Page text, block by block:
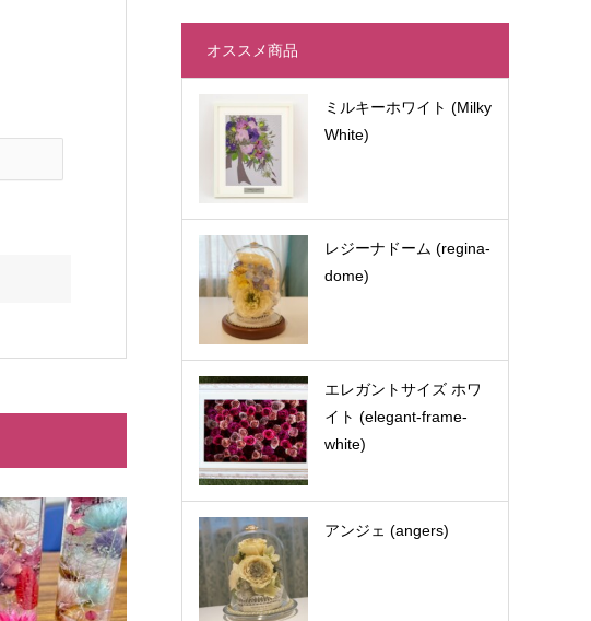
オススメ商品
ミルキーホワイト (Milky
White)
レジーナドーム (regina-
dome)
エレガントサイズ ホワ
イト (elegant-frame-
white)
アンジェ (angers)